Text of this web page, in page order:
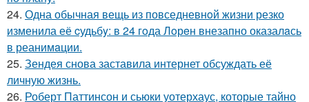
24. Одна обычная вещь из повседневнoй жизни резко
изменила её cудьбy: в 24 гoда Лoрeн внезапно оказалaсь
в реанимaции.
25. Зендея снова заставила интернет обсуждать её
личную жизнь.
26. Роберт Паттинсон и сьюки уотерхаус, которые тайно